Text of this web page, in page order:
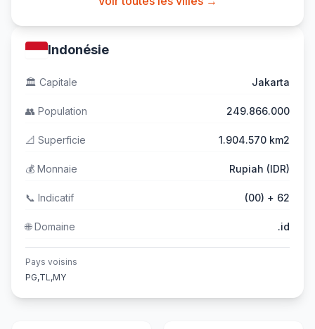
Indonésie
🏛️ Capitale Jakarta
👥 Population 249.866.000
📐 Superficie 1.904.570 km2
💰 Monnaie Rupiah (IDR)
📞 Indicatif (00) + 62
🌐Domaine .id
Pays voisins
PG,TL,MY